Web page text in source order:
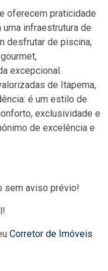
oferecem praticidade
uma infraestrutura de
desfrutar de piscina,
excepcional.
de Itapema,
é um estilo de
exclusividade e
de excelência e
sem aviso prévio!
Corretor de Imóveis